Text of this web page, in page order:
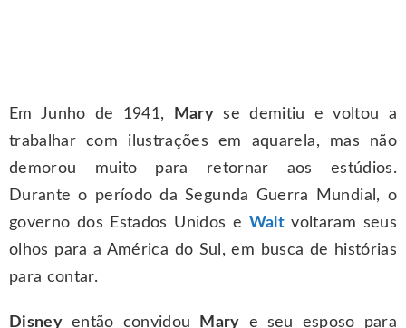
Em Junho de 1941, Mary se demitiu e voltou a
trabalhar com ilustrações em aquarela, mas não
demorou muito para retornar aos estúdios.
Durante o período da Segunda Guerra Mundial, o
governo dos Estados Unidos e Waltvoltaram seus
olhos para a América do Sul, em busca de histórias
para contar.
Disney então convidou Mary e seu esposo para